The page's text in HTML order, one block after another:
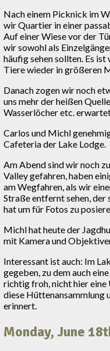
Nach einem Picknick im
wir Quartier in einer
Auf einer Wiese vor der
wir sowohl als
häufig sehen sollten. Es
Tiere wieder in größeren
Danach zogen wir noch
uns mehr der heißen
Wasserlöcher etc.
Carlos und Michl
Cafeteria der Lake Lodge.
Am Abend sind wir noch
Valley gefahren, haben
am Wegfahren, als wir
Straße entfernt sehen, der
hat um für Fotos zu
Michl hat heute der
mit Kamera und
Interessant ist auch: Im
gegeben, zu dem auch
richtig froh, nicht hier
diese Hüttenansammlung
erinnert.
Monday, June